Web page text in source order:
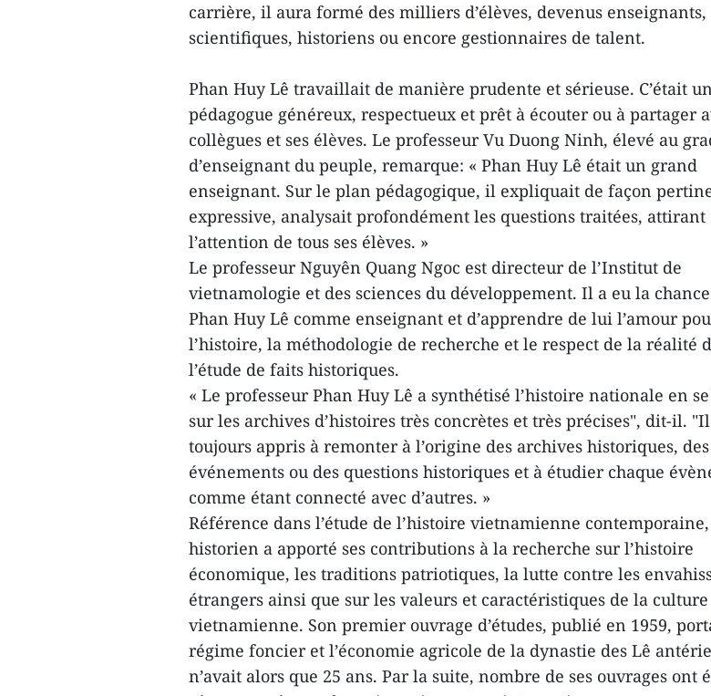
carrière, il aura formé des milliers d’élèves, devenus enseignants,
scientifiques, historiens ou encore gestionnaires de talent.
Phan Huy Lê travaillait de manière prudente et sérieuse. C’était un
pédagogue généreux, respectueux et prêt à écouter ou à partager
collègues et ses élèves. Le professeur Vu Duong Ninh, élevé au
d’enseignant du peuple, remarque: « Phan Huy Lê était un grand
enseignant. Sur le plan pédagogique, il expliquait de façon
expressive, analysait profondément les questions traitées,
l’attention de tous ses élèves. »
Le professeur Nguyên Quang Ngoc est directeur de l’Institut de
vietnamologie et des sciences du développement. Il a eu la
Phan Huy Lê comme enseignant et d’apprendre de lui l’amour
l’histoire, la méthodologie de recherche et le respect de la réalité
l’étude de faits historiques.
« Le professeur Phan Huy Lê a synthétisé l’histoire nationale en
sur les archives d’histoires très concrètes et très précises", dit-il.
toujours appris à remonter à l’origine des archives historiques, des
événements ou des questions historiques et à étudier chaque
comme étant connecté avec d’autres. »
Référence dans l’étude de l’histoire vietnamienne
historien a apporté ses contributions à la recherche sur l’histoire
économique, les traditions patriotiques, la lutte contre les
étrangers ainsi que sur les valeurs et caractéristiques de la culture
vietnamienne. Son premier ouvrage d’études, publié en 1959,
régime foncier et l’économie agricole de la dynastie des Lê
n’avait alors que 25 ans. Par la suite, nombre de ses ouvrages ont